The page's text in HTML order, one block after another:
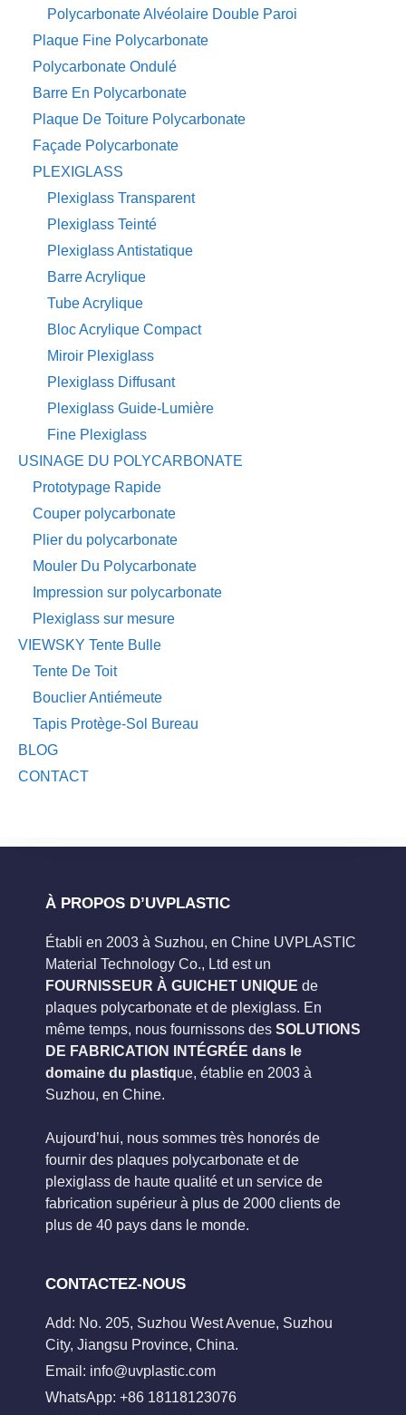
Polycarbonate Alvéolaire Double Paroi
Plaque Fine Polycarbonate
Polycarbonate Ondulé
Barre En Polycarbonate
Plaque De Toiture Polycarbonate
Façade Polycarbonate
PLEXIGLASS
Plexiglass Transparent
Plexiglass Teinté
Plexiglass Antistatique
Barre Acrylique
Tube Acrylique
Bloc Acrylique Compact
Miroir Plexiglass
Plexiglass Diffusant
Plexiglass Guide-Lumière
Fine Plexiglass
USINAGE DU POLYCARBONATE
Prototypage Rapide
Couper polycarbonate
Plier du polycarbonate
Mouler Du Polycarbonate
Impression sur polycarbonate
Plexiglass sur mesure
VIEWSKY Tente Bulle
Tente De Toit
Bouclier Antiémeute
Tapis Protège-Sol Bureau
BLOG
CONTACT
À PROPOS D’UVPLASTIC
Établi en 2003 à Suzhou, en Chine UVPLASTIC
Material Technology Co., Ltd est un
FOURNISSEUR À GUICHET UNIQUE de
plaques polycarbonate et de plexiglass. En
même temps, nous fournissons des SOLUTIONS
DE FABRICATION INTÉGRÉE dans le
domaine du plastique, établie en 2003 à
Suzhou, en Chine.
Aujourd’hui, nous sommes très honorés de
fournir des plaques polycarbonate et de
plexiglass de haute qualité et un service de
fabrication supérieur à plus de 2000 clients de
plus de 40 pays dans le monde.
CONTACTEZ-NOUS
Add: No. 205, Suzhou West Avenue, Suzhou
City, Jiangsu Province, China.
Email: info@uvplastic.com
WhatsApp: +86 18118123076